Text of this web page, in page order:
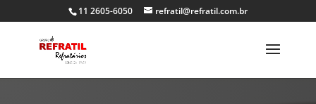
11 2605-6050 refratil@refratil.com.br